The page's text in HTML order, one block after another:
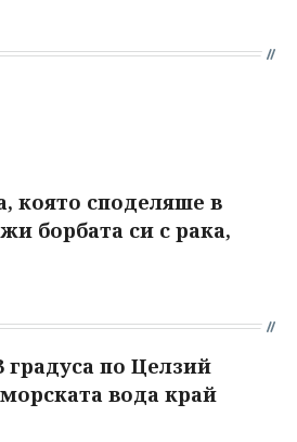
която споделяше в
борбата си с рака,
по Целзий
вода край